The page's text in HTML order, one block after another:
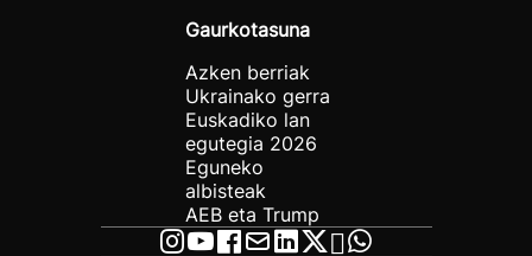
Gaurkotasuna
Azken berriak
Ukrainako gerra
Euskadiko lan
egutegia 2026
Eguneko
albisteak
AEB eta Trump